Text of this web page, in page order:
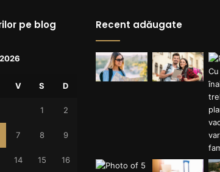
pe blog
V S D
1 2
7 8 9
14 15 16
Recent adăugate